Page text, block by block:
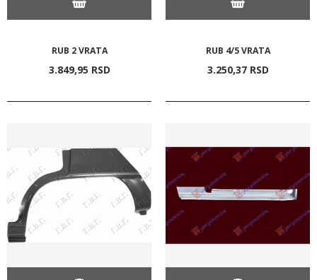
RUB 2 VRATA
3.849,95 RSD
RUB 4/5 VRATA
3.250,37 RSD